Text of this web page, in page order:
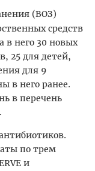
(ВОЗ)
средств
в него 30 новых
25 для детей,
для 9
в него ранее.
в перечень
по трем
и